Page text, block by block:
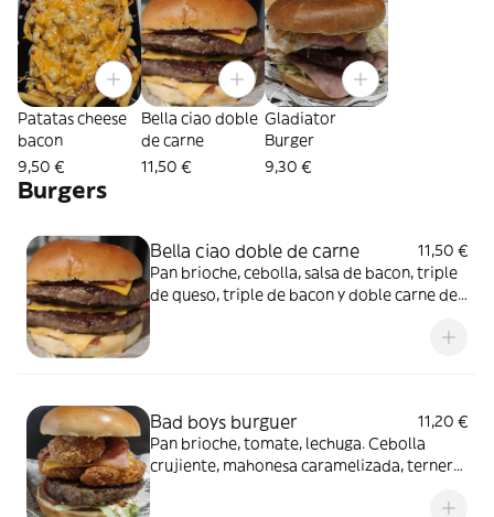
Patatas cheese
bacon
9,50 €
Bella ciao doble
de carne
11,50 €
Gladiator
Burger
9,30 €
Burgers
Bella ciao doble de carne
11,50 €
Pan brioche, cebolla, salsa de bacon, triple
de queso, triple de bacon y doble carne de
Bad boys burguer
11,20 €
Pan brioche, tomate, lechuga. Cebolla
crujiente, mahonesa caramelizada, ternera,